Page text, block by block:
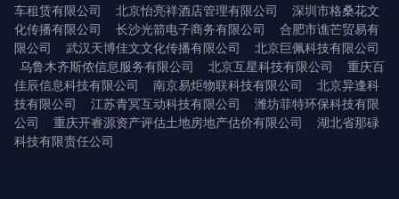
车租赁有限公司
北京怡亮祥酒店管理有限公司
深圳市格桑花文
化传播有限公司
长沙光箭电子商务有限公司
合肥市谯芒贸易有
限公司
武汉天博佳文文化传播有限公司
北京巨佩科技有限公司
乌鲁木齐斯侬信息服务有限公司
北京互星科技有限公司
重庆百
佳辰信息科技有限公司
南京易炬物联科技有限公司
北京异逢科
技有限公司
江苏青冥互动科技有限公司
潍坊菲特环保科技有限
公司
重庆开睿源资产评估土地房地产估价有限公司
湖北省那碌
科技有限责任公司